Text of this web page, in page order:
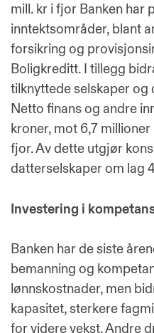
mill. kr i fjor Banken har
inntektsområder, blant
forsikring og
Boligkreditt. I tillegg
tilknyttede selskaper
Netto finans og andre
kroner, mot 6,7
fjor. Av dette utgjør
datterselskaper om lag
Investering i
Banken har de siste
bemanning og
lønnskostnader, men
kapasitet, sterkere
for videre vekst. Andre